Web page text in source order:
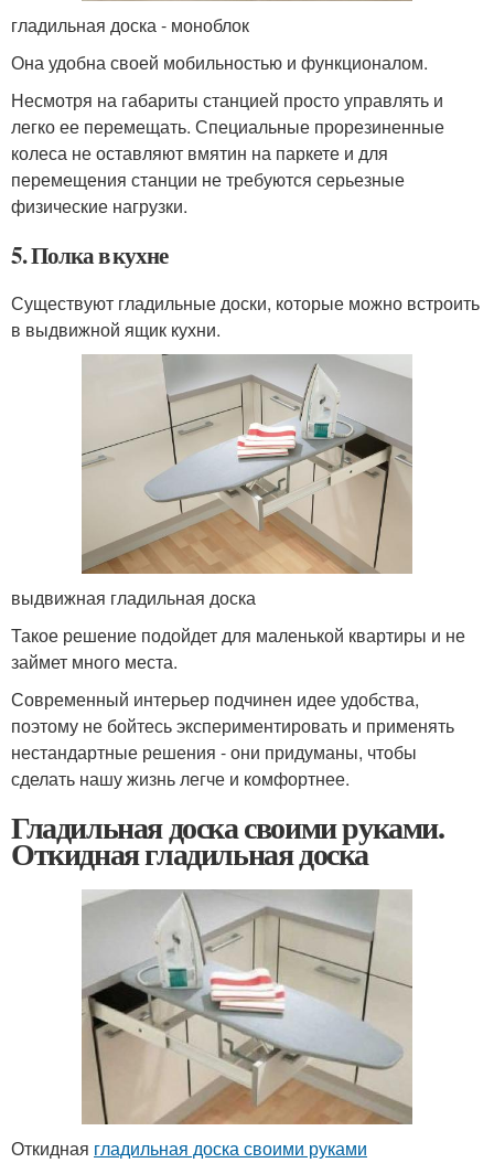
гладильная доска - моноблок
Она удобна своей мобильностью и функционалом.
Несмотря на габариты станцией просто управлять и
легко ее перемещать. Специальные прорезиненные
колеса не оставляют вмятин на паркете и для
перемещения станции не требуются серьезные
физические нагрузки.
5. Полка в кухне
Существуют гладильные доски, которые можно встроить
в выдвижной ящик кухни.
выдвижная гладильная доска
Такое решение подойдет для маленькой квартиры и не
займет много места.
Современный интерьер подчинен идее удобства,
поэтому не бойтесь экспериментировать и применять
нестандартные решения - они придуманы, чтобы
сделать нашу жизнь легче и комфортнее.
Гладильная доска своими руками.
Откидная гладильная доска
Откидная гладильная доска своими руками